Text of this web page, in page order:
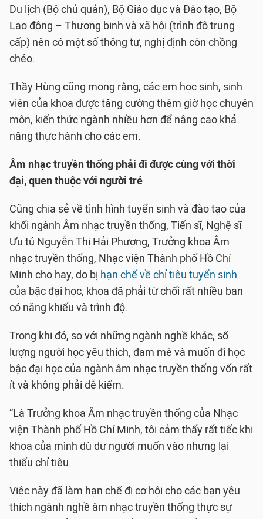
Du lịch (Bộ chủ quản), Bộ Giáo dục và Đào tạo, Bộ
Lao động – Thương binh và xã hội (trình độ trung
cấp) nên có một số thông tư, nghị định còn chồng
chéo.
Thầy Hùng cũng mong rằng, các em học sinh, sinh
viên của khoa được tăng cường thêm giờ học chuyên
môn, kiến thức ngành nhiều hơn để nâng cao khả
năng thực hành cho các em.
Âm nhạc truyền thống phải đi được cùng với thời
đại, quen thuộc với người trẻ
Cũng chia sẻ về tình hình tuyển sinh và đào tạo của
khối ngành Âm nhạc truyền thống, Tiến sĩ, Nghệ sĩ
Ưu tú Nguyễn Thị Hải Phượng, Trưởng khoa Âm
nhạc truyền thống, Nhạc viện Thành phố Hồ Chí
Minh cho hay, do bị hạn chế về chỉ tiêu tuyển sinh
của bậc đại học, khoa đã phải từ chối rất nhiều bạn
có năng khiếu và trình độ.
Trong khi đó, so với những ngành nghề khác, số
lượng người học yêu thích, đam mê và muốn đi học
bậc đại học của ngành âm nhạc truyền thống vốn rất
ít và không phải dễ kiếm.
“Là Trưởng khoa Âm nhạc truyền thống của Nhạc
viện Thành phố Hồ Chí Minh, tôi cảm thấy rất tiếc khi
khoa của mình dù dư người muốn vào nhưng lại
thiếu chỉ tiêu.
Việc này đã làm hạn chế đi cơ hội cho các bạn yêu
thích ngành nghề âm nhạc truyền thống thực sự